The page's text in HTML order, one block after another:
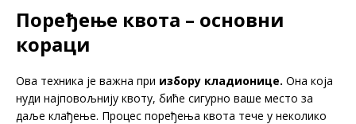
Поређење квота – основни
кораци
Ова техника је важна при избору кладионице. Она која
нуди најповољнију квоту, биће сигурно ваше место за
даље клађење. Процес поређења квота тече у неколико